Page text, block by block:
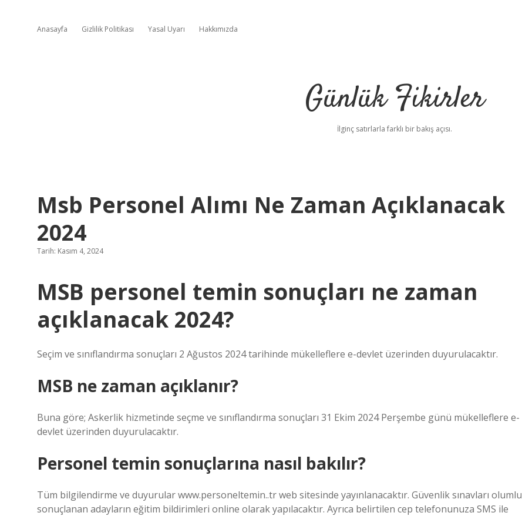
Anasayfa Gizlilik Politikası Yasal Uyarı Hakkımızda
Günlük Fikirler
İlginç satırlarla farklı bir bakış açısı.
Msb Personel Alımı Ne Zaman Açıklanacak
2024
Tarih: Kasım 4, 2024
MSB personel temin sonuçları ne zaman
açıklanacak 2024?
Seçim ve sınıflandırma sonuçları 2 Ağustos 2024 tarihinde mükelleflere e-devlet üzerinden duyurulacaktır.
MSB ne zaman açıklanır?
Buna göre; Askerlik hizmetinde seçme ve sınıflandırma sonuçları 31 Ekim 2024 Perşembe günü mükelleflere e-
devlet üzerinden duyurulacaktır.
Personel temin sonuçlarına nasıl bakılır?
Tüm bilgilendirme ve duyurular www.personeltemin..tr web sitesinde yayınlanacaktır. Güvenlik sınavları olumlu
sonuçlanan adayların eğitim bildirimleri online olarak yapılacaktır. Ayrıca belirtilen cep telefonunuza SMS ile